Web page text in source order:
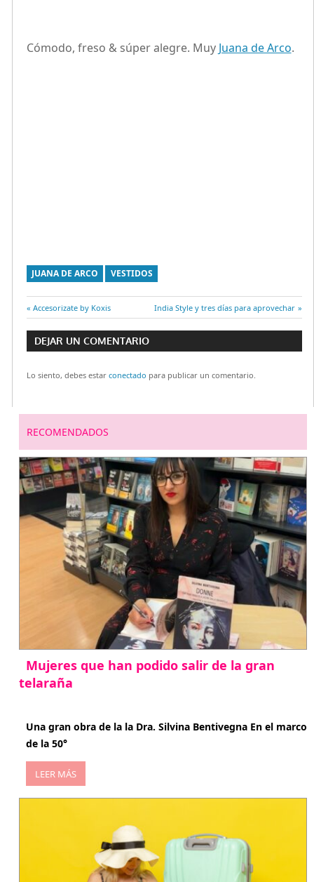
Cómodo, freso & súper alegre. Muy Juana de Arco.
JUANA DE ARCO VESTIDOS
Navegación
de
entradas
Entrada
anterior:
Accesorizate by Koxis
Entrada
siguiente:
India Style y tres días para aprovechar
DEJAR UN COMENTARIO
Lo siento, debes estar conectado para publicar un comentario.
RECOMENDADOS
Mujeres que han podido salir de la gran
telaraña
Una gran obra de la la Dra. Silvina Bentivegna En el marco
de la 50°
LEER MÁS